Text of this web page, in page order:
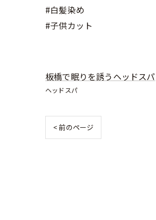
#白髪染め
#子供カット
板橋で眠りを誘うヘッドスパ
ヘッドスパ
< 前のページ